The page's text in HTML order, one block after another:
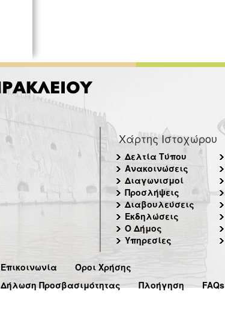
Χάρτης Ιστοχώρου
Δελτία Τύπου
Ανακοινώσεις
Διαγωνισμοί
Προσλήψεις
Διαβουλεύσεις
Εκδηλώσεις
Ο Δήμος
Υπηρεσίες
Επικοινωνία
Όροι Χρήσης
Δήλωση Προσβασιμότητας
Πλοήγηση FAQs